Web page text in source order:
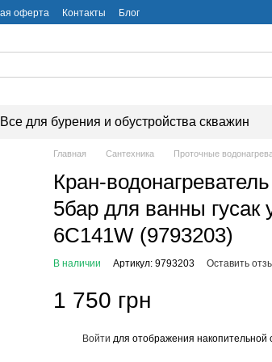
оферта Контакты Блог
Все для бурения и обустройства скважин
Главная Сантехника Проточные
Кран-
5бар для ванны гусак
6C141W (9793203)
В наличии Артикул: 9793203 Оставить
1 750 грн
Войти для отображения накопительной